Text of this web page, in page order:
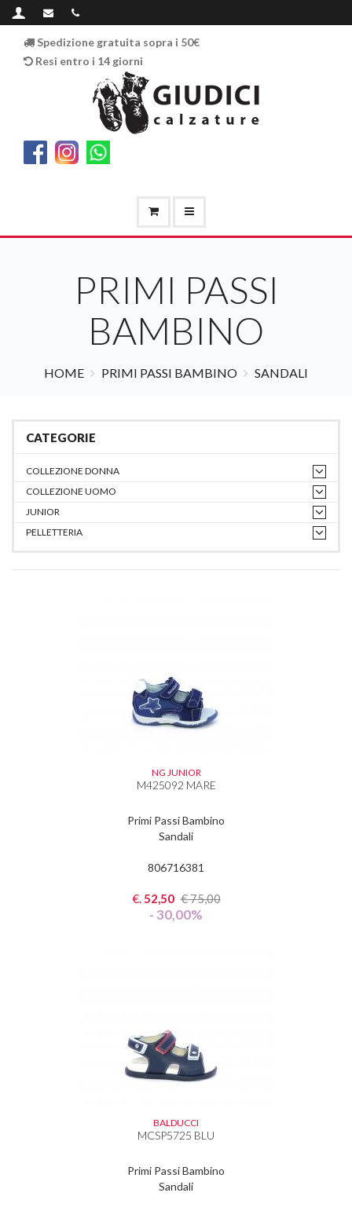
Spedizione gratuita sopra i 50€
Resi entro i 14 giorni
PRIMI PASSI
BAMBINO
HOME PRIMI PASSI BAMBINO SANDALI
CATEGORIE
COLLEZIONE DONNA
COLLEZIONE UOMO
JUNIOR
PELLETTERIA
NG JUNIOR
M425092 MARE
Primi Passi Bambino
Sandali
806716381
€.52,50 €75,00
- 30,00%
BALDUCCI
MCSP5725 BLU
Primi Passi Bambino
Sandali